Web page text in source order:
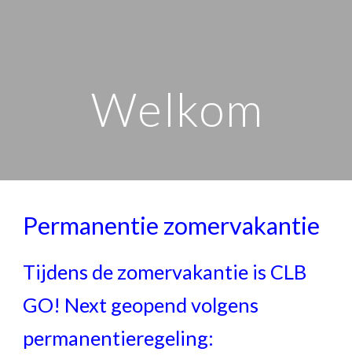
Welkom
Permanentie zomervakantie
Tijdens de zomervakantie is CLB
GO! Next geopend volgens
permanentieregeling: